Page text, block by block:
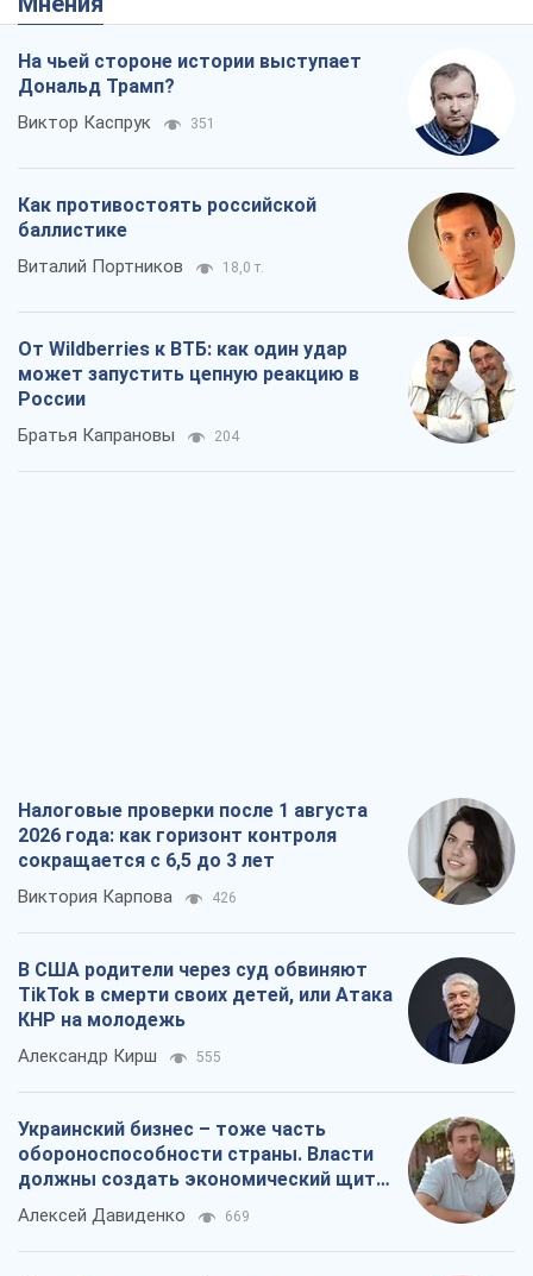
На чьей стороне истории выступает
Дональд Трамп?
Виктор Каспрук 351
Как противостоять российской
баллистике
Виталий Портников 18,0 т.
От Wildberries к ВТБ: как один удар
может запустить цепную реакцию в
России
Братья Капрановы 204
Налоговые проверки после 1 августа
2026 года: как горизонт контроля
сокращается с 6,5 до 3 лет
Виктория Карпова 426
В США родители через суд обвиняют
TikTok в смерти своих детей, или Атака
КНР на молодежь
Александр Кирш 555
Украинский бизнес – тоже часть
обороноспособности страны. Власти
должны создать экономический щит
для компаний
Алексей Давиденко 669